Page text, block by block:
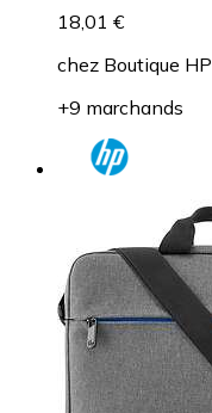
18,01 €
chez Boutique HP
+9 marchands